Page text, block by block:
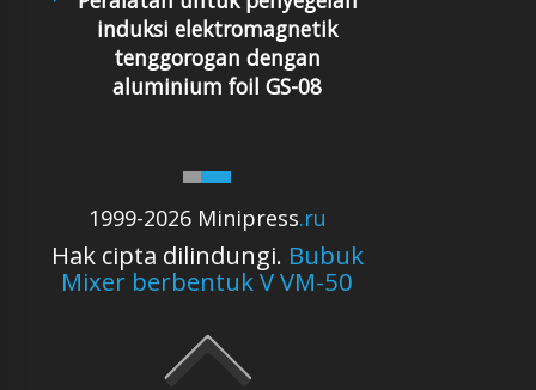
1999-2026 Minipress.ru
Hak cipta dilindungi. Bubuk
Mixer berbentuk V VM-50
induksi elektromagnetik
tenggorogan dengan
aluminium foil GS-08